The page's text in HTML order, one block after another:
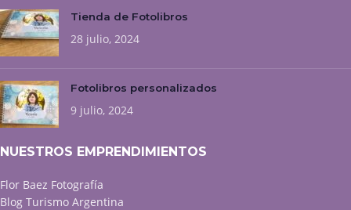
Tienda de Fotolibros
28 julio, 2024
Fotolibros personalizados
9 julio, 2024
NUESTROS EMPRENDIMIENTOS
Flor Baez Fotografía
Blog Turismo Argentina